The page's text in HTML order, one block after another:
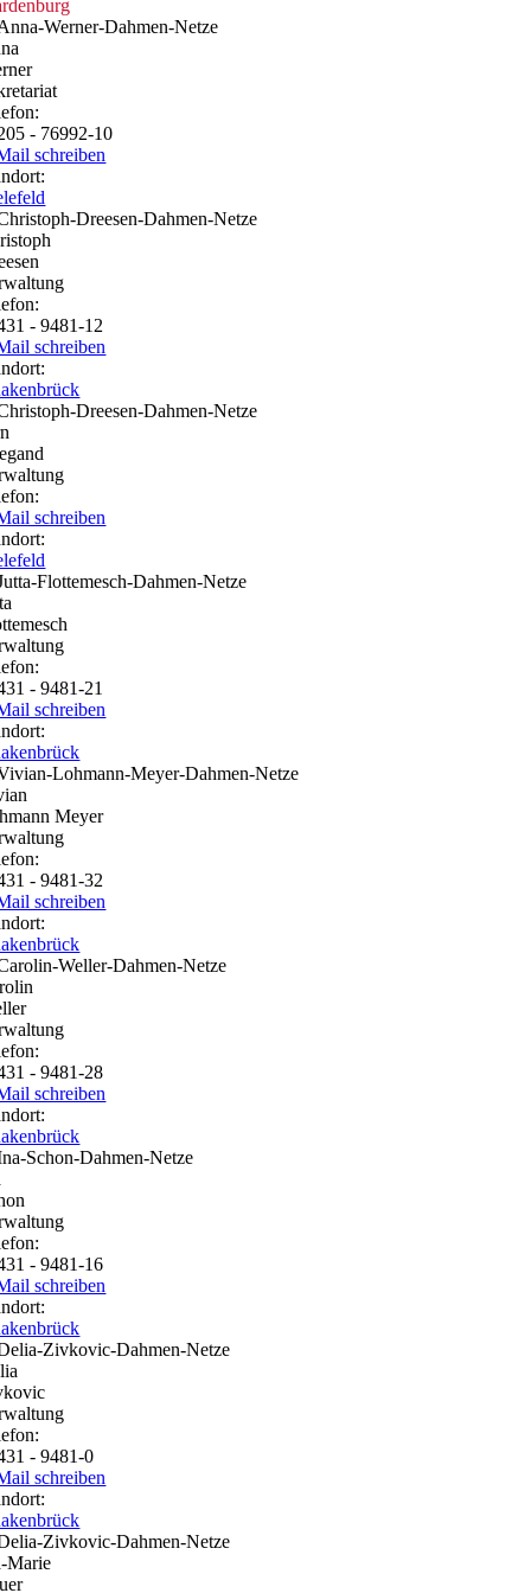
- 76992-10
schreiben
- 9481-12
schreiben
schreiben
- 9481-21
schreiben
Meyer
- 9481-32
schreiben
- 9481-28
schreiben
- 9481-16
schreiben
- 9481-0
schreiben
Marie